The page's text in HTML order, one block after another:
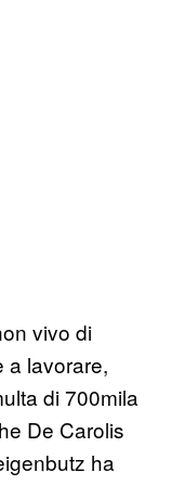
vivo di
a lavorare,
di 700mila
De Carolis
ha